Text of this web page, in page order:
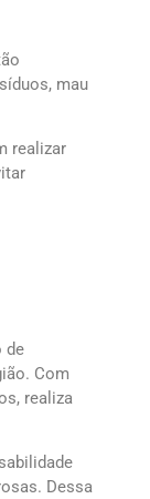
mau
realizar
de
Com
realiza
Dessa